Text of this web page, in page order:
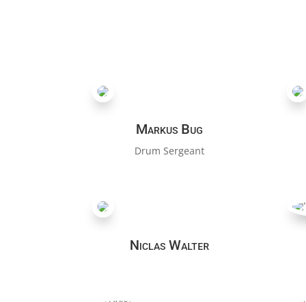
Markus Bug
Drum Sergeant
Niclas Walter